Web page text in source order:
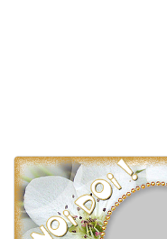
Felicitari muzicale
Felicitari muzicale